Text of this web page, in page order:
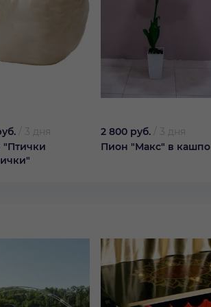
3 дня
"Птички
2 800 руб.
3 дня
Пион "Макс" в кашпо